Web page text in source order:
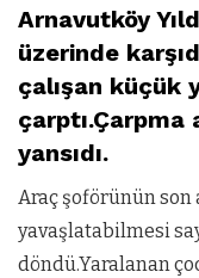
Arnavutköy
üzerinde
çalışan küçük
çarptı.Çarpma
yansıdı.
Araç şoförünün son
yavaşlatabilmesi
döndü.Yaralanan